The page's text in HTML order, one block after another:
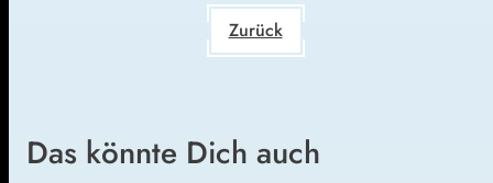
Zurück
Das könnte Dich auch